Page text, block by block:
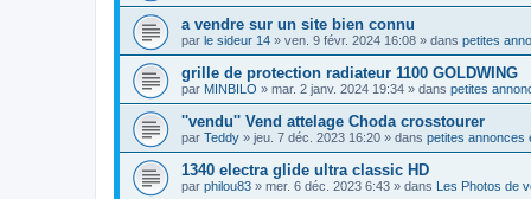
a vendre sur un site bien connu
par le sideur 14 » ven. 9 févr. 2024 16:08 » dans petites
grille de protection radiateur 1100 GOLDWING
par MINBILO » mar. 2 janv. 2024 19:34 » dans petites
''vendu'' Vend attelage Choda crosstourer
par Teddy » jeu. 7 déc. 2023 16:20 » dans petites annonces
1340 electra glide ultra classic HD
par philou83 » mer. 6 déc. 2023 6:43 » dans Les Photos de